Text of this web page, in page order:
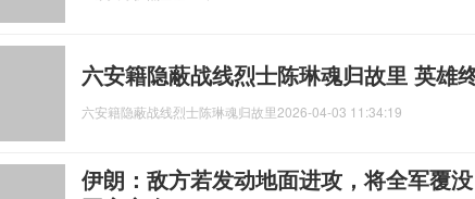
六安籍隐蔽战线烈士陈琳魂归故里 英雄
六安籍隐蔽战线烈士陈琳魂归故里2026-04-03 11:34:19
伊朗：敌方若发动地面进攻，将全军覆